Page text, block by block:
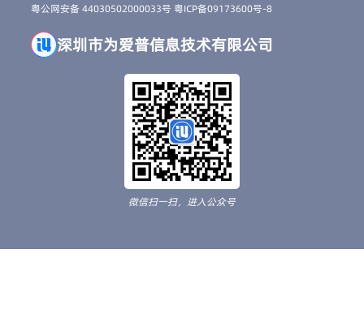
粤公网安备 44030502000033号粤ICP备09173600号-8
深圳市为爱普信息技术有限公司
微信扫一扫，进入公众号